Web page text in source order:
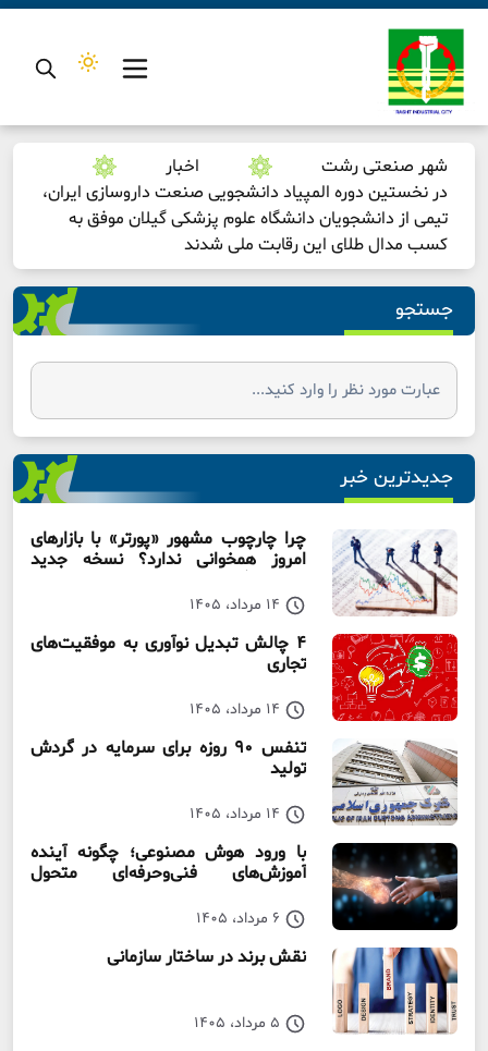
شهر صنعتی رشت
اخبار
در نخستین دوره المپیاد دانشجویی صنعت داروسازی ایران،
تیمی از دانشجویان دانشگاه علوم پزشکی گیلان موفق به
کسب مدال طلای این رقابت ملی شدند
جستجو
جدیدترین خبر
چرا چارچوب مشهور «پورتر» با بازارهای
امروز همخوانی ندارد؟ نسخه جدید
14 مرداد، 1405
۴ چالش تبدیل نوآوری به موفقیت‌های
تجاری
14 مرداد، 1405
تنفس ۹۰ روزه برای سرمایه در گردش
تولید
14 مرداد، 1405
با ورود هوش مصنوعی؛ چگونه آینده
آموزش‌های فنی‌وحرفه‌ای متحول
6 مرداد، 1405
نقش برند در ساختار سازمانی
5 مرداد، 1405